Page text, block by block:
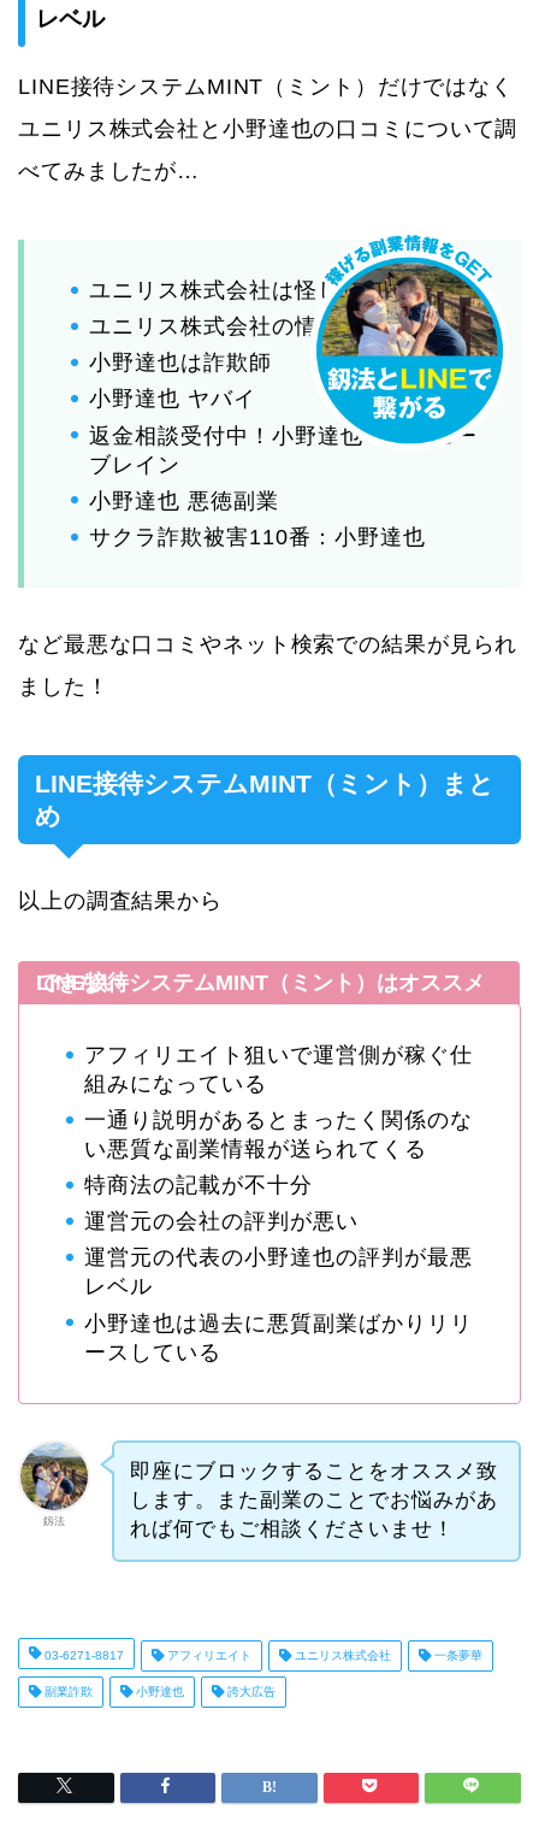
レベル
LINE接待システムMINT（ミント）だけではなく
ユニリス株式会社と小野達也の口コミについて調
べてみましたが…
ユニリス株式会社は怪しい
ユニリス株式会社の情報求ム
小野達也は詐欺師
小野達也 ヤバイ
返金相談受付中！小野達也：バリュー
ブレイン
小野達也 悪徳副業
サクラ詐欺被害110番：小野達也
など最悪な口コミやネット検索での結果が見られ
ました！
LINE接待システムMINT（ミント）まと
め
以上の調査結果から
LINE接待システムMINT（ミント）はオススメできない
アフィリエイト狙いで運営側が稼ぐ仕
組みになっている
一通り説明があるとまったく関係のな
い悪質な副業情報が送られてくる
特商法の記載が不十分
運営元の会社の評判が悪い
運営元の代表の小野達也の評判が最悪
レベル
小野達也は過去に悪質副業ばかりリリ
ースしている
釼法
即座にブロックすることをオススメ致
します。また副業のことでお悩みがあ
れば何でもご相談くださいませ！
03-6271-8817 アフィリエイト ユニリス株式会社 一条夢華
副業詐欺 小野達也 誇大広告